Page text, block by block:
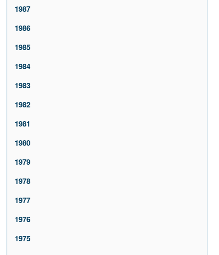
1987
1986
1985
1984
1983
1982
1981
1980
1979
1978
1977
1976
1975